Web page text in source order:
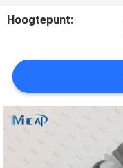
PRIVACY
POLICY
Hoogtepunt: